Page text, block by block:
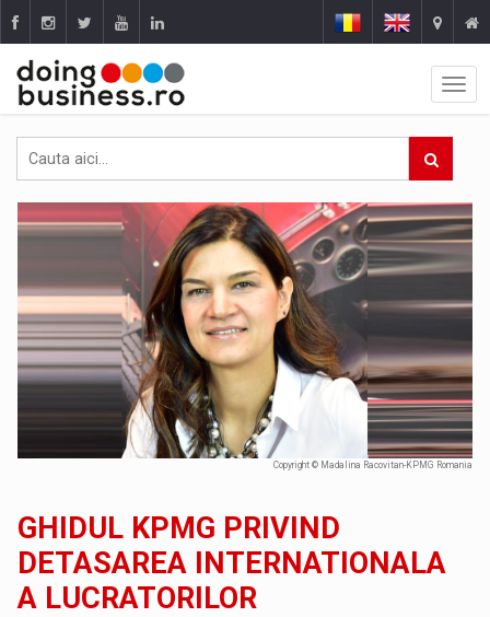
Copyright © Madalina Racovitan-KPMG Romania
GHIDUL KPMG PRIVIND
DETASAREA INTERNATIONALA
A LUCRATORILOR